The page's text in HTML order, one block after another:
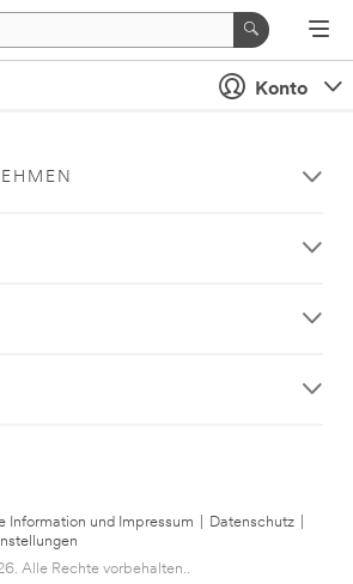
Konto
Information und Impressum Datenschutz
Alle Rechte vorbehalten..